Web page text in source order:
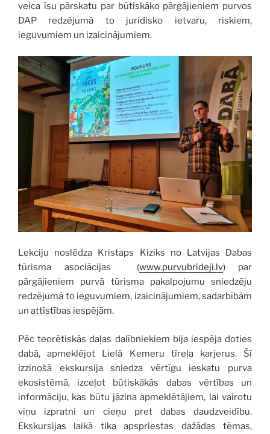
veica īsu pārskatu par būtiskāko pārgājieniem purvos
DAP redzējumā to juridisko ietvaru, riskiem,
ieguvumiem un izaicinājumiem.
Lekciju noslēdza Kristaps Kiziks no Latvijas Dabas
tūrisma asociācijas (www.purvubrideji.lv) par
pārgājieniem purvā tūrisma pakalpojumu sniedzēju
redzējumā to ieguvumiem, izaicinājumiem, sadarbībām
un attīstības iespējām.
Pēc teorētiskās daļas dalībniekiem bija iespēja doties
dabā, apmeklējot Lielā Ķemeru tīreļa karjerus. Šī
izzinošā ekskursija sniedza vērtīgu ieskatu purva
ekosistēmā, izceļot būtiskākās dabas vērtības un
informāciju, kas būtu jāzina apmeklētājiem, lai vairotu
viņu izpratni un cieņu pret dabas daudzveidību.
Ekskursijas laikā tika apspriestas dažādas tēmas,